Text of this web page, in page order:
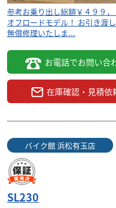
参考お乗り出し総額￥４９９
オフロードモデル！ お引き渡
無償修理いたしま...
お電話でお問い合
在庫確認・見積依
バイク館 浜松有玉店
SL230